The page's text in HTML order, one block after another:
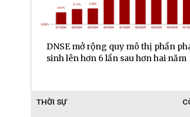
Vingroup ra mắt "Đất Nước Thiên
Hùng Ca" - “kỳ quan sân khấu” tôn
THỜI SỰ